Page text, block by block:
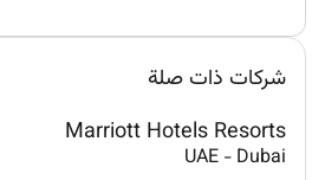
شركات ذات صلة
Marriott Hotels Resorts
UAE - Dubai